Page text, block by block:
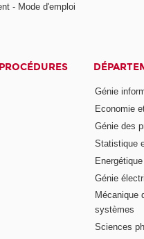
- Mode d'emploi
Génie
Economie
Génie des
Statistique
Génie
Mécanique
systèmes
Sciences